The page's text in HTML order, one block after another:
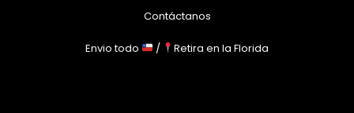
Contáctanos
Envio todo / Retira en la Florida